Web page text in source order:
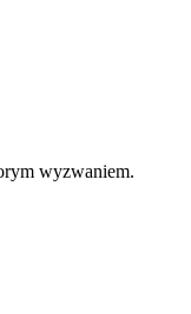
wyzwaniem.